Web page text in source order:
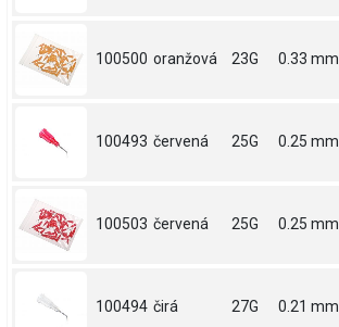
100500 oranžová 23G 0.33 mm
100493 červená 25G 0.25 mm
100503 červená 25G 0.25 mm
100494 čirá 27G 0.21 mm